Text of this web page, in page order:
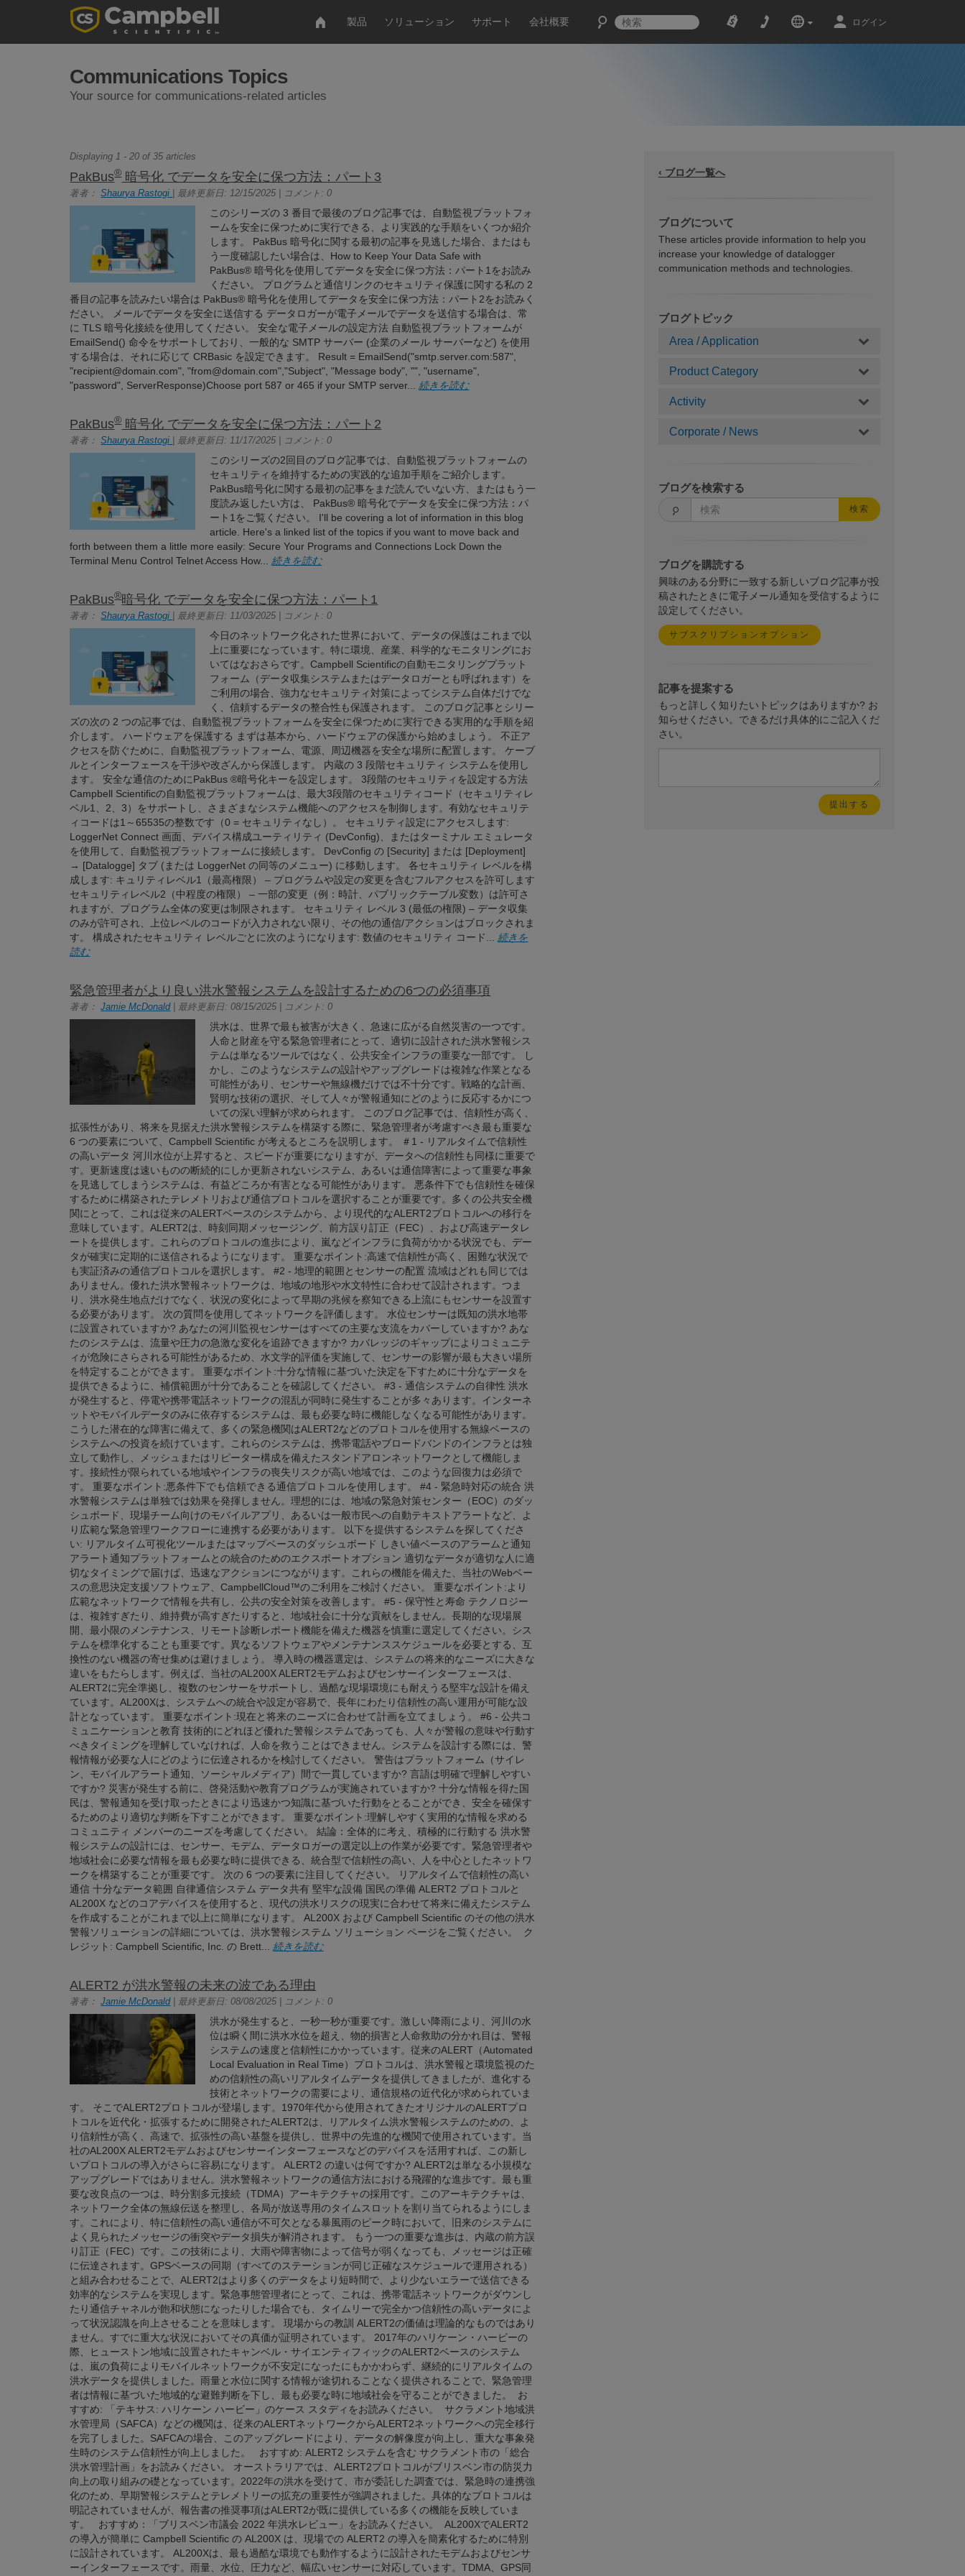
製品 ソリューション サポート 会社概要 ログイン
Communications Topics
Your source for communications-related articles
‹ ブログ一覧へ
ブログについて
These articles provide information to help you
increase your knowledge of datalogger
communication methods and technologies.
ブログトピック
Area / Application
Product Category
Activity
Corporate / News
ブログを検索する
検索
ブログを購読する
興味のある分野に一致する新しいブログ記事が投
稿されたときに電子メール通知を受信するように
設定してください。
サブスクリプションオプション
記事を提案する
もっと詳しく知りたいトピックはありますか? お
知らせください。できるだけ具体的にご記入くだ
さい。
Displaying 1 - 20 of 35 articles
PakBus®暗号化 でデータを安全に保つ方法：パート3
著者：Shaurya Rastogi | 最終更新日: 12/15/2025 | コメント: 0
このシリーズの 3 番目で最後のブログ記事では、自動監視プラットフォ
ームを安全に保つために実行できる、より実践的な手順をいくつか紹介
します。 PakBus 暗号化に関する最初の記事を見逃した場合、またはも
う一度確認したい場合は、How to Keep Your Data Safe with
PakBus® 暗号化を使用してデータを安全に保つ方法：パート1をお読み
ください。 プログラムと通信リンクのセキュリティ保護に関する私の 2
番目の記事を読みたい場合は PakBus® 暗号化を使用してデータを安全に保つ方法：パート2をお読みく
ださい。 メールでデータを安全に送信する データロガーが電子メールでデータを送信する場合は、常
に TLS 暗号化接続を使用してください。 安全な電子メールの設定方法 自動監視プラットフォームが
EmailSend() 命令をサポートしており、一般的な SMTP サーバー (企業のメール サーバーなど) を使用
する場合は、それに応じて CRBasic を設定できます。 Result = EmailSend("smtp.server.com:587",
"recipient@domain.com", "from@domain.com","Subject", "Message body", "", "username",
"password", ServerResponse)Choose port 587 or 465 if your SMTP server... 続きを読む
PakBus®暗号化 でデータを安全に保つ方法：パート2
著者：Shaurya Rastogi | 最終更新日: 11/17/2025 | コメント: 0
このシリーズの2回目のブログ記事では、自動監視プラットフォームの
セキュリティを維持するための実践的な追加手順をご紹介します。
PakBus暗号化に関する最初の記事をまだ読んでいない方、またはもう一
度読み返したい方は、 PakBus® 暗号化でデータを安全に保つ方法：パ
ート1をご覧ください。 I'll be covering a lot of information in this blog
article. Here's a linked list of the topics if you want to move back and
forth between them a little more easily: Secure Your Programs and Connections Lock Down the
Terminal Menu Control Telnet Access How... 続きを読む
PakBus®暗号化 でデータを安全に保つ方法：パート1
著者：Shaurya Rastogi | 最終更新日: 11/03/2025 | コメント: 0
今日のネットワーク化された世界において、データの保護はこれまで以
上に重要になっています。特に環境、産業、科学的なモニタリングにお
いてはなおさらです。Campbell Scientificの自動モニタリングプラット
フォーム（データ収集システムまたはデータロガーとも呼ばれます）を
ご利用の場合、強力なセキュリティ対策によってシステム自体だけでな
く、信頼するデータの整合性も保護されます。 このブログ記事とシリー
ズの次の 2 つの記事では、自動監視プラットフォームを安全に保つために実行できる実用的な手順を紹
介します。 ハードウェアを保護する まずは基本から、ハードウェアの保護から始めましょう。 不正ア
クセスを防ぐために、自動監視プラットフォーム、電源、周辺機器を安全な場所に配置します。 ケーブ
ルとインターフェースを干渉や改ざんから保護します。 内蔵の 3 段階セキュリティ システムを使用し
ます。 安全な通信のためにPakBus ®暗号化キーを設定します。 3段階のセキュリティを設定する方法
Campbell Scientificの自動監視プラットフォームは、最大3段階のセキュリティコード（セキュリティレ
ベル1、2、3）をサポートし、さまざまなシステム機能へのアクセスを制御します。有効なセキュリテ
ィコードは1～65535の整数です（0 = セキュリティなし）。 セキュリティ設定にアクセスします:
LoggerNet Connect 画面、デバイス構成ユーティリティ (DevConfig)、またはターミナル エミュレータ
を使用して、自動監視プラットフォームに接続します。 DevConfig の [Security] または [Deployment]
→ [Datalogge] タブ (または LoggerNet の同等のメニュー) に移動します。 各セキュリティ レベルを構
成します: キュリティレベル1（最高権限） – プログラムや設定の変更を含むフルアクセスを許可します
セキュリティレベル2（中程度の権限） – 一部の変更（例：時計、パブリックテーブル変数）は許可さ
れますが、プログラム全体の変更は制限されます。 セキュリティ レベル 3 (最低の権限) – データ収集
のみが許可され、上位レベルのコードが入力されない限り、その他の通信/アクションはブロックされま
す。 構成されたセキュリティ レベルごとに次のようになります: 数値のセキュリティ コード... 続きを
読む
緊急管理者がより良い洪水警報システムを設計するための6つの必須事項
著者：Jamie McDonald| 最終更新日: 08/15/2025 | コメント: 0
洪水は、世界で最も被害が大きく、急速に広がる自然災害の一つです。
人命と財産を守る緊急管理者にとって、適切に設計された洪水警報シス
テムは単なるツールではなく、公共安全インフラの重要な一部です。 し
かし、このようなシステムの設計やアップグレードは複雑な作業となる
可能性があり、センサーや無線機だけでは不十分です。戦略的な計画、
賢明な技術の選択、そして人々が警報通知にどのように反応するかにつ
いての深い理解が求められます。 このブログ記事では、信頼性が高く、
拡張性があり、将来を見据えた洪水警報システムを構築する際に、緊急管理者が考慮すべき最も重要な
6 つの要素について、Campbell Scientific が考えるところを説明します。 ＃1 - リアルタイムで信頼性
の高いデータ 河川水位が上昇すると、スピードが重要になりますが、データへの信頼性も同様に重要で
す。更新速度は速いものの断続的にしか更新されないシステム、あるいは通信障害によって重要な事象
を見逃してしまうシステムは、有益どころか有害となる可能性があります。 悪条件下でも信頼性を確保
するために構築されたテレメトリおよび通信プロトコルを選択することが重要です。多くの公共安全機
関にとって、これは従来のALERTベースのシステムから、より現代的なALERT2プロトコルへの移行を
意味しています。ALERT2は、時刻同期メッセージング、前方誤り訂正（FEC）、および高速データレ
ートを提供します。これらのプロトコルの進歩により、嵐などインフラに負荷がかかる状況でも、デー
タが確実に定期的に送信されるようになります。 重要なポイント:高速で信頼性が高く、困難な状況で
も実証済みの通信プロトコルを選択します。 #2 - 地理的範囲とセンサーの配置 流域はどれも同じでは
ありません。優れた洪水警報ネットワークは、地域の地形や水文特性に合わせて設計されます。つま
り、洪水発生地点だけでなく、状況の変化によって早期の兆候を察知できる上流にもセンサーを設置す
る必要があります。 次の質問を使用してネットワークを評価します。 水位センサーは既知の洪水地帯
に設置されていますか? あなたの河川監視センサーはすべての主要な支流をカバーしていますか? あな
たのシステムは、流量や圧力の急激な変化を追跡できますか? カバレッジのギャップによりコミュニテ
ィが危険にさらされる可能性があるため、水文学的評価を実施して、センサーの影響が最も大きい場所
を特定することができます。 重要なポイント:十分な情報に基づいた決定を下すために十分なデータを
提供できるように、補償範囲が十分であることを確認してください。 #3 - 通信システムの自律性 洪水
が発生すると、停電や携帯電話ネットワークの混乱が同時に発生することが多々あります。インターネ
ットやモバイルデータのみに依存するシステムは、最も必要な時に機能しなくなる可能性があります。
こうした潜在的な障害に備えて、多くの緊急機関はALERT2などのプロトコルを使用する無線ベースの
システムへの投資を続けています。これらのシステムは、携帯電話やブロードバンドのインフラとは独
立して動作し、メッシュまたはリピーター構成を備えたスタンドアロンネットワークとして機能しま
す。接続性が限られている地域やインフラの喪失リスクが高い地域では、このような回復力は必須で
す。 重要なポイント:悪条件下でも信頼できる通信プロトコルを使用します。 #4 - 緊急時対応の統合 洪
水警報システムは単独では効果を発揮しません。理想的には、地域の緊急対策センター（EOC）のダッ
シュボード、現場チーム向けのモバイルアプリ、あるいは一般市民への自動テキストアラートなど、よ
り広範な緊急管理ワークフローに連携する必要があります。 以下を提供するシステムを探してくださ
い: リアルタイム可視化ツールまたはマップベースのダッシュボード しきい値ベースのアラームと通知
アラート通知プラットフォームとの統合のためのエクスポートオプション 適切なデータが適切な人に適
切なタイミングで届けば、迅速なアクションにつながります。これらの機能を備えた、当社のWebベー
スの意思決定支援ソフトウェア、CampbellCloud™のご利用をご検討ください。 重要なポイント:より
広範なネットワークで情報を共有し、公共の安全対策を改善します。 #5 - 保守性と寿命 テクノロジー
は、複雑すぎたり、維持費が高すぎたりすると、地域社会に十分な貢献をしません。長期的な現場展
開、最小限のメンテナンス、リモート診断レポート機能を備えた機器を慎重に選定してください。シス
テムを標準化することも重要です。異なるソフトウェアやメンテナンススケジュールを必要とする、互
換性のない機器の寄せ集めは避けましょう。 導入時の機器選定は、システムの将来的なニーズに大きな
違いをもたらします。例えば、当社のAL200X ALERT2モデムおよびセンサーインターフェースは、
ALERT2に完全準拠し、複数のセンサーをサポートし、過酷な現場環境にも耐えうる堅牢な設計を備え
ています。AL200Xは、システムへの統合や設定が容易で、長年にわたり信頼性の高い運用が可能な設
計となっています。 重要なポイント:現在と将来のニーズに合わせて計画を立てましょう。 #6 - 公共コ
ミュニケーションと教育 技術的にどれほど優れた警報システムであっても、人々が警報の意味や行動す
べきタイミングを理解していなければ、人命を救うことはできません。システムを設計する際には、警
報情報が必要な人にどのように伝達されるかを検討してください。 警告はプラットフォーム（サイレ
ン、モバイルアラート通知、ソーシャルメディア）間で一貫していますか? 言語は明確で理解しやすい
ですか? 災害が発生する前に、啓発活動や教育プログラムが実施されていますか? 十分な情報を得た国
民は、警報通知を受け取ったときにより迅速かつ知識に基づいた行動をとることができ、安全を確保す
るためのより適切な判断を下すことができます。 重要なポイント:理解しやすく実用的な情報を求める
コミュニティ メンバーのニーズを考慮してください。 結論：全体的に考え、積極的に行動する 洪水警
報システムの設計には、センサー、モデム、データロガーの選定以上の作業が必要です。緊急管理者や
地域社会に必要な情報を最も必要な時に提供できる、統合型で信頼性の高い、人を中心としたネットワ
ークを構築することが重要です。 次の 6 つの要素に注目してください。 リアルタイムで信頼性の高い
通信 十分なデータ範囲 自律通信システム データ共有 堅牢な設備 国民の準備 ALERT2 プロトコルと
AL200X などのコアデバイスを使用すると、現代の洪水リスクの現実に合わせて将来に備えたシステム
を作成することがこれまで以上に簡単になります。 AL200X および Campbell Scientific のその他の洪水
警報ソリューションの詳細については、洪水警報システム ソリューション ページをご覧ください。 ク
レジット: Campbell Scientific, Inc. の Brett... 続きを読む
ALERT2 が洪水警報の未来の波である理由
著者：Jamie McDonald| 最終更新日: 08/08/2025 | コメント: 0
洪水が発生すると、一秒一秒が重要です。激しい降雨により、河川の水
位は瞬く間に洪水水位を超え、物的損害と人命救助の分かれ目は、警報
システムの速度と信頼性にかかっています。従来のALERT（Automated
Local Evaluation in Real Time）プロトコルは、洪水警報と環境監視のた
めの信頼性の高いリアルタイムデータを提供してきましたが、進化する
技術とネットワークの需要により、通信規格の近代化が求められていま
す。 そこでALERT2プロトコルが登場します。1970年代から使用されてきたオリジナルのALERTプロ
トコルを近代化・拡張するために開発されたALERT2は、リアルタイム洪水警報システムのための、よ
り信頼性が高く、高速で、拡張性の高い基盤を提供し、世界中の先進的な機関で使用されています。当
社のAL200X ALERT2モデムおよびセンサーインターフェースなどのデバイスを活用すれば、この新し
いプロトコルの導入がさらに容易になります。 ALERT2 の違いは何ですか? ALERT2は単なる小規模な
アップグレードではありません。洪水警報ネットワークの通信方法における飛躍的な進歩です。最も重
要な改良点の一つは、時分割多元接続（TDMA）アーキテクチャの採用です。このアーキテクチャは、
ネットワーク全体の無線伝送を整理し、各局が放送専用のタイムスロットを割り当てられるようにしま
す。これにより、特に信頼性の高い通信が不可欠となる暴風雨のピーク時において、旧来のシステムに
よく見られたメッセージの衝突やデータ損失が解消されます。 もう一つの重要な進歩は、内蔵の前方誤
り訂正（FEC）です。この技術により、大雨や障害物によって信号が弱くなっても、メッセージは正確
に伝達されます。GPSベースの同期（すべてのステーションが同じ正確なスケジュールで運用される）
と組み合わせることで、ALERT2はより多くのデータをより短時間で、より少ないエラーで送信できる
効率的なシステムを実現します。緊急事態管理者にとって、これは、携帯電話ネットワークがダウンし
たり通信チャネルが飽和状態になったりした場合でも、タイムリーで完全かつ信頼性の高いデータによ
って状況認識を向上させることを意味します。 現場からの教訓 ALERT2の価値は理論的なものではあり
ません。すでに重大な状況においてその真価が証明されています。 2017年のハリケーン・ハービーの
際、ヒューストン地域に設置されたキャンベル・サイエンティフィックのALERT2ベースのシステム
は、嵐の負荷によりモバイルネットワークが不安定になったにもかかわらず、継続的にリアルタイムの
洪水データを提供しました。雨量と水位に関する情報が途切れることなく提供されることで、緊急管理
者は情報に基づいた地域的な避難判断を下し、最も必要な時に地域社会を守ることができました。 お
すすめ: 「テキサス: ハリケーン ハービー」のケース スタディをお読みください。 サクラメント地域洪
水管理局（SAFCA）などの機関は、従来のALERTネットワークからALERT2ネットワークへの完全移行
を完了しました。SAFCAの場合、このアップグレードにより、データの解像度が向上し、重大な事象発
生時のシステム信頼性が向上しました。 おすすめ: ALERT2 システムを含む サクラメント市の「総合
洪水管理計画」をお読みください。 オーストラリアでは、ALERT2プロトコルがブリスベン市の防災力
向上の取り組みの礎となっています。2022年の洪水を受けて、市が委託した調査では、緊急時の連携強
化のため、早期警報システムとテレメトリーの拡充の重要性が強調されました。具体的なプロトコルは
明記されていませんが、報告書の推奨事項はALERT2が既に提供している多くの機能を反映していま
す。 おすすめ：「ブリスベン市議会 2022 年洪水レビュー」をお読みください。 AL200XでALERT2
の導入が簡単に Campbell Scientific の AL200X は、現場での ALERT2 の導入を簡素化するために特別
に設計されています。 AL200Xは、最も過酷な環境でも動作するように設計されたモデムおよびセンサ
ーインターフェースです。雨量、水位、圧力など、幅広いセンサーに対応しています。TDMA、GPS同